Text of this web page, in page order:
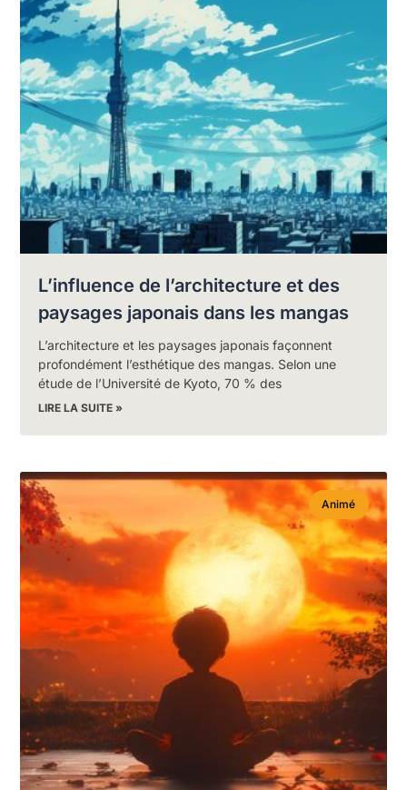
L’influence de l’architecture et des
paysages japonais dans les mangas
L’architecture et les paysages japonais façonnent
profondément l’esthétique des mangas. Selon une
étude de l’Université de Kyoto, 70 % des
LIRE LA SUITE »
Animé